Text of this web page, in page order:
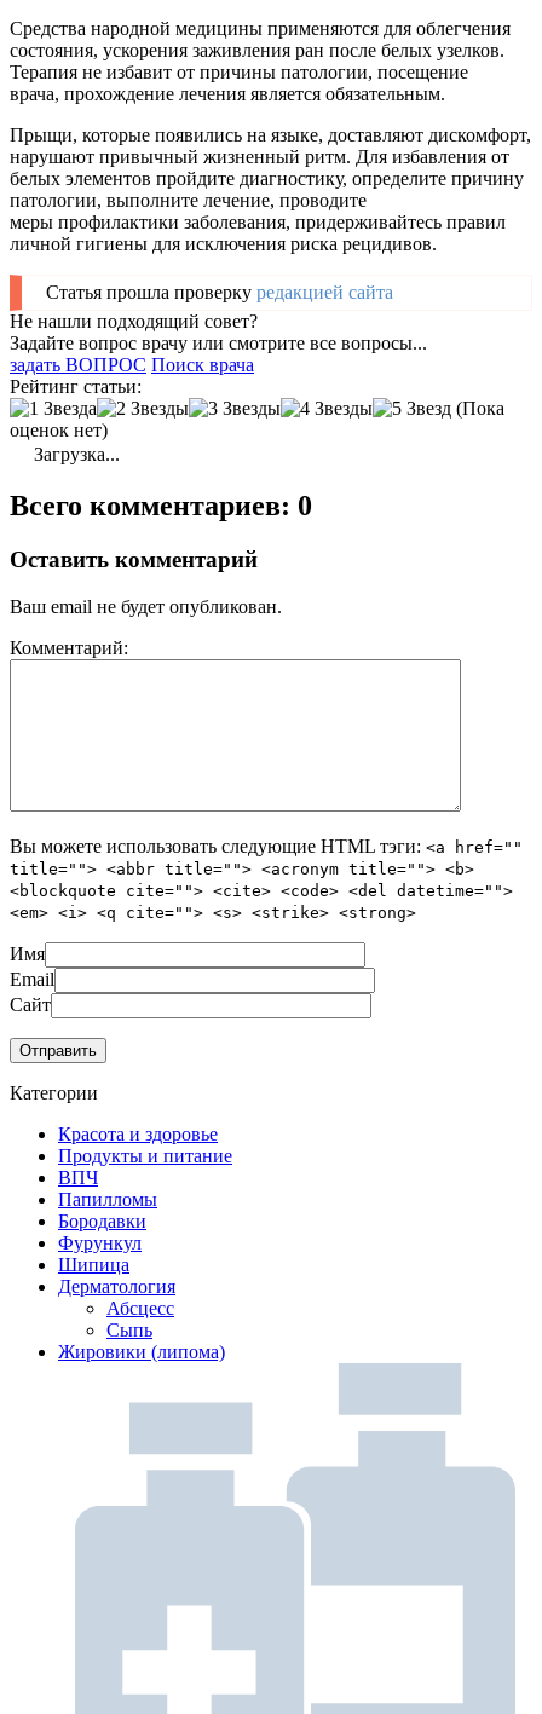
Средства народной медицины применяются для облегчения
состояния, ускорения заживления ран после белых узелков.
Терапия не избавит от причины патологии, посещение
врача, прохождение лечения является обязательным.
Прыщи, которые появились на языке, доставляют дискомфорт,
нарушают привычный жизненный ритм. Для избавления от
белых элементов пройдите диагностику, определите причину
патологии, выполните лечение, проводите
меры профилактики заболевания, придерживайтесь правил
личной гигиены для исключения риска рецидивов.
Статья прошла проверку редакцией сайта
Не нашли подходящий совет?
Задайте вопрос врачу или смотрите все вопросы...
задать ВОПРОС Поиск врача
Рейтинг статьи:
(Пока
оценок нет)
Загрузка...
Всего комментариев: 0
Оставить комментарий
Ваш email не будет опубликован.
Комментарий:
Вы можете использовать следующие HTML тэги: <a href=""
title=""> <abbr title=""> <acronym title=""> <b>
<blockquote cite=""> <cite> <code> <del datetime="">
<em> <i> <q cite=""> <s> <strike> <strong>
Имя
Email
Сайт
Категории
Красота и здоровье
Продукты и питание
ВПЧ
Папилломы
Бородавки
Фурункул
Шипица
Дерматология
Абсцесс
Сыпь
Жировики (липома)